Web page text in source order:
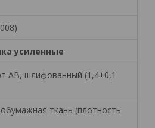
усиленные
АВ, шлифованный (1,4±0,1
ткань (плотность